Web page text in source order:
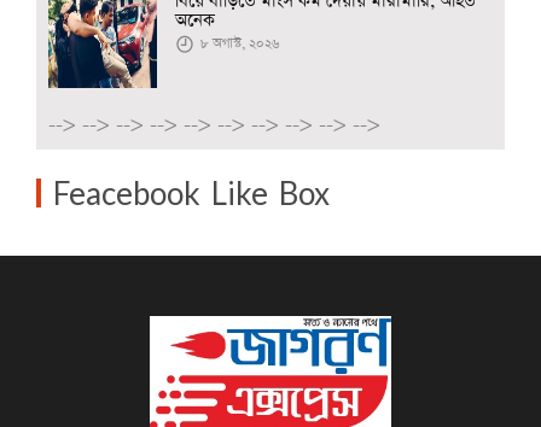
অনেক
৮ অগাস্ট, ২০২৬
--> --> --> --> --> --> --> --> --> -->
Feacebook Like Box